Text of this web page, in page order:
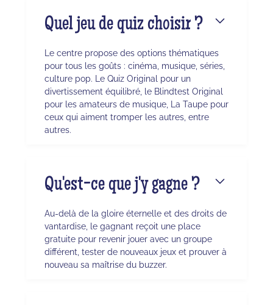
Quel jeu de quiz choisir ?
Le centre propose des options thématiques
pour tous les goûts : cinéma, musique, séries,
culture pop. Le Quiz Original pour un
divertissement équilibré, le Blindtest Original
pour les amateurs de musique, La Taupe pour
ceux qui aiment tromper les autres, entre
autres.
Qu'est-ce que j'y gagne ?
Au-delà de la gloire éternelle et des droits de
vantardise, le gagnant reçoit une place
gratuite pour revenir jouer avec un groupe
différent, tester de nouveaux jeux et prouver à
nouveau sa maîtrise du buzzer.